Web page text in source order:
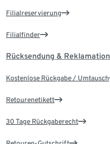
Filialreservierung
Filialfinder
Rücksendung & Reklamation
Kostenlose Rückgabe / Umtausch
Retourenetikett
30 Tage Rückgaberecht